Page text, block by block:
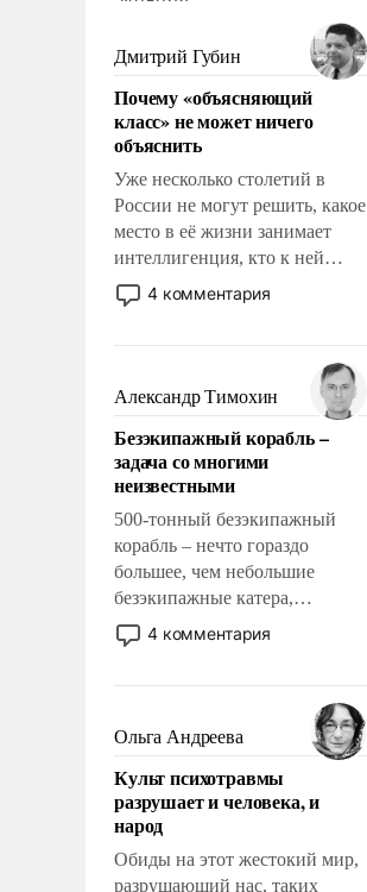
Дмитрий Губин
Почему «объясняющий
класс» не может ничего
объяснить
Уже несколько столетий в
России не могут решить, какое
место в её жизни занимает
интеллигенция, кто к ней
принадлежит, а кого из неё
исключили с правом
чем она отличается от просто
образованных людей. Иногда
казалось, что эти вопросы
решены раз и навсегда, но –
нет, не решены.
4 комментария
Александр Тимохин
Безэкипажный корабль –
задача со многими
неизвестными
500-тонный безэкипажный
корабль – нечто гораздо
большее, чем небольшие
безэкипажные катера,
применение которых уже
стало обыденностью. Задача по
сложна и амбициозна. Однако
и ее реализация радикально
поднимет наши боевые
возможности.
4 комментария
Ольга Андреева
Культ психотравмы
разрушает и человека, и
народ
Обиды на этот жестокий мир,
разрушающий нас, таких